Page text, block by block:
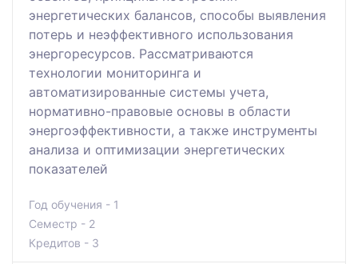
энергетических балансов, способы выявления
потерь и неэффективного использования
энергоресурсов. Рассматриваются
технологии мониторинга и
автоматизированные системы учета,
нормативно-правовые основы в области
энергоэффективности, а также инструменты
анализа и оптимизации энергетических
показателей
Год обучения - 1
Семестр - 2
Кредитов - 3